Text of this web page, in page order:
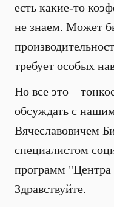
есть какие-то
не знаем. Может
требует особых
Но все это –
обсуждать с
Вячеславовичем
специалистом
программ "Центра
Здравствуйте.